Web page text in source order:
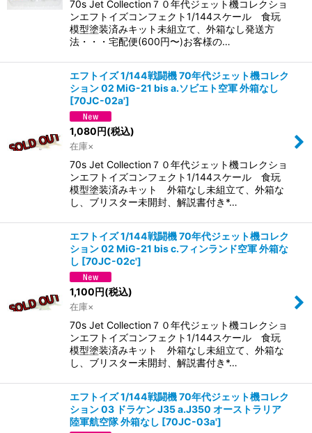
70s Jet Collection７０年代ジェット機コレクショ
ンエフトイズコンフェクト1/144スケール 食玩
模型塗装済みキット未組立て、外箱なし発送方
法・・・宅配便(600円〜)お客様の…
エフトイズ 1/144戦闘機 70年代ジェット機コレク
ション 02 MiG-21 bis a.ソビエト空軍 外箱なし
[70JC-02a']
1,080円(税込)
在庫×
70s Jet Collection７０年代ジェット機コレクショ
ンエフトイズコンフェクト1/144スケール 食玩
模型塗装済みキット 外箱なし未組立て、外箱な
し、ブリスター未開封、解説書付き*…
エフトイズ 1/144戦闘機 70年代ジェット機コレク
ション 02 MiG-21 bis c.フィンランド空軍 外箱な
し [70JC-02c']
1,100円(税込)
在庫×
70s Jet Collection７０年代ジェット機コレクショ
ンエフトイズコンフェクト1/144スケール 食玩
模型塗装済みキット 外箱なし未組立て、外箱な
し、ブリスター未開封、解説書付き*…
エフトイズ 1/144戦闘機 70年代ジェット機コレク
ション 03 ドラケン J35 a.J350 オーストラリア
陸軍航空隊 外箱なし [70JC-03a']